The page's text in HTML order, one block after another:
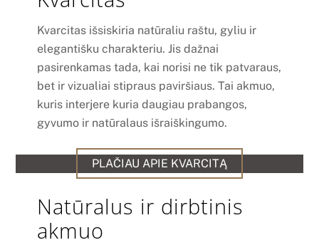
Kvarcitas išsiskiria natūraliu raštu, gyliu ir
elegantišku charakteriu. Jis dažnai
pasirenkamas tada, kai norisi ne tik patvaraus,
bet ir vizualiai stipraus paviršiaus. Tai akmuo,
kuris interjere kuria daugiau prabangos,
gyvumo ir natūralaus išraiškingumo.
PLAČIAU APIE KVARCITĄ
Natūralus ir dirbtinis
akmuo